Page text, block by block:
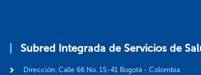
Subred Integrada de Servicios de
Dirección: Calle 66 No. 15-41 Bogotá - Colombia